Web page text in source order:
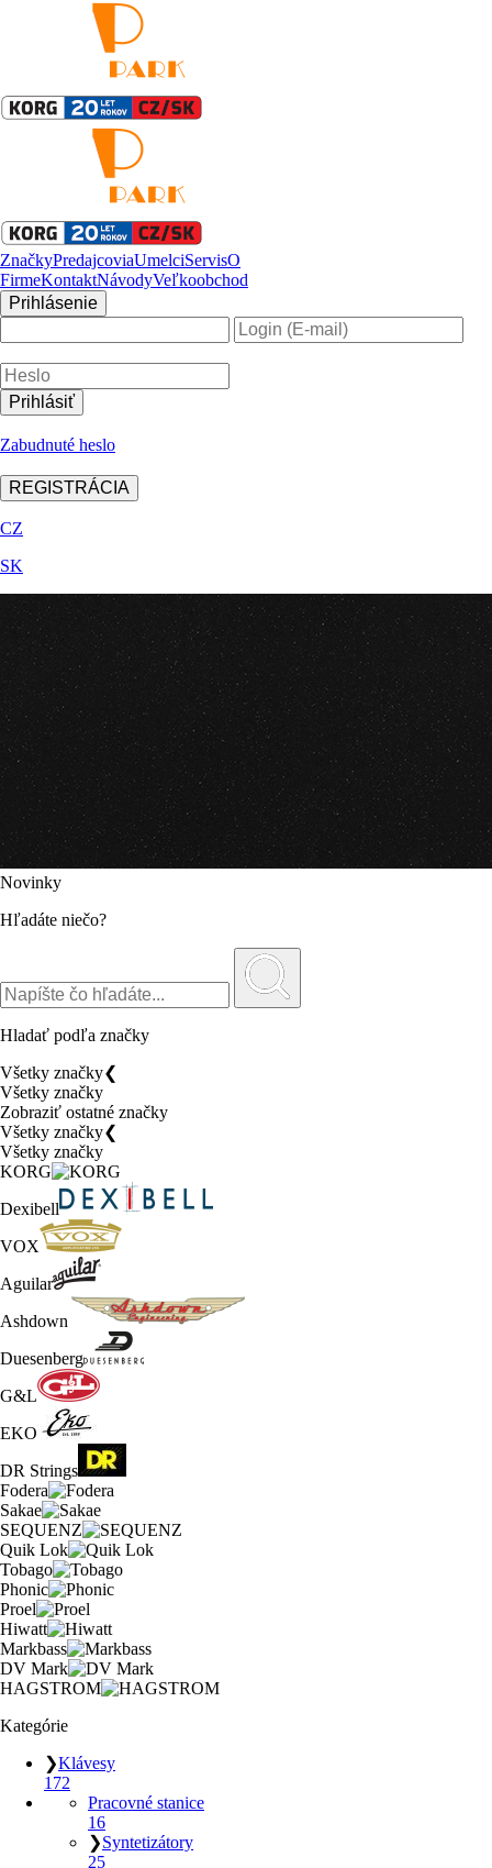
ZnačkyPredajcoviaUmelciServisO
FirmeKontaktNávodyVeľkoobchod
Prihlásenie
Zabudnuté heslo
REGISTRÁCIA
CZ
SK
Novinky
Hľadáte niečo?
Hladať podľa značky
Všetky značky❮
Všetky značky
Zobraziť ostatné značky
Všetky značky❮
Všetky značky
KORG
Dexibell
VOX
Aguilar
Ashdown
Duesenberg
G&L
EKO
DR Strings
Fodera
Sakae
SEQUENZ
Quik Lok
Tobago
Phonic
Proel
Hiwatt
Markbass
DV Mark
HAGSTROM
Kategórie
❯Klávesy
172
Pracovné stanice
16
❯Syntetizátory
25